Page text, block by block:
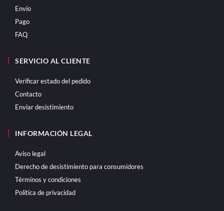
Envío
Pago
FAQ
SERVICIO AL CLIENTE
Verificar estado del pedido
Contacto
Enviar desistimiento
INFORMACIÓN LEGAL
Aviso legal
Derecho de desistimiento para consumidores
Términos y condiciones
Política de privacidad